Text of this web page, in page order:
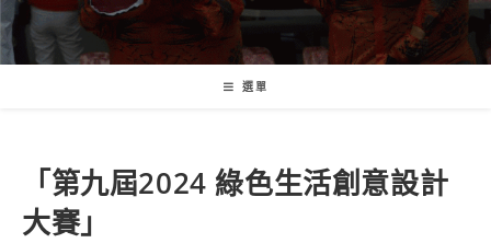
選單
「第九屆2024 綠色生活創意設計
大賽」